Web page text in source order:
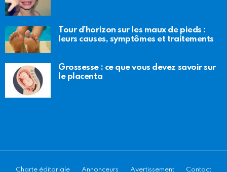
Tour d’horizon sur les maux de pieds :
leurs causes, symptômes et traitements
Grossesse : ce que vous devez savoir sur
le placenta
Charte éditoriale Annonceurs Avertissement Contact